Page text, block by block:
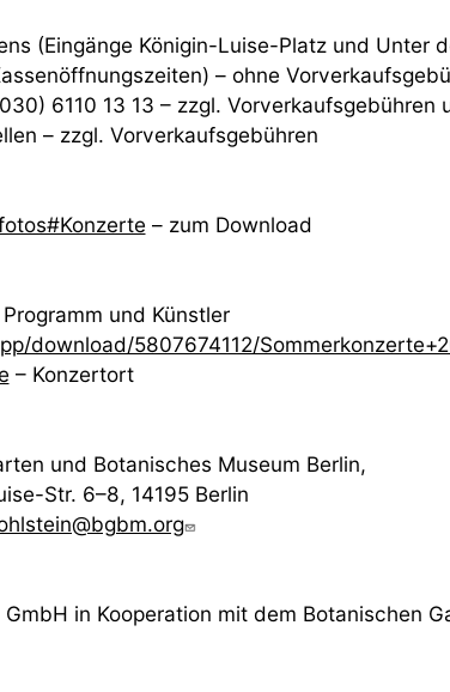
(Eingänge Königin-Luise-Platz und Unter
– ohne
6110 13 13 – zzgl. Vorverkaufsgebühren
– zzgl. Vorverkaufsgebühren
– zum Download
Programm und Künstler
download/5807674112/
– Konzertort
und Botanisches Museum Berlin,
Str. 6–8, 14195 Berlin
in Kooperation mit dem Botanischen